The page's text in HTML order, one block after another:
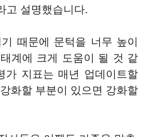
고 설명했습니다.
때문에 문턱을 너무 높이
계에 크게 도움이 될 것 같
가 지표는 매년 업데이트할
화할 부분이 있으면 강화할